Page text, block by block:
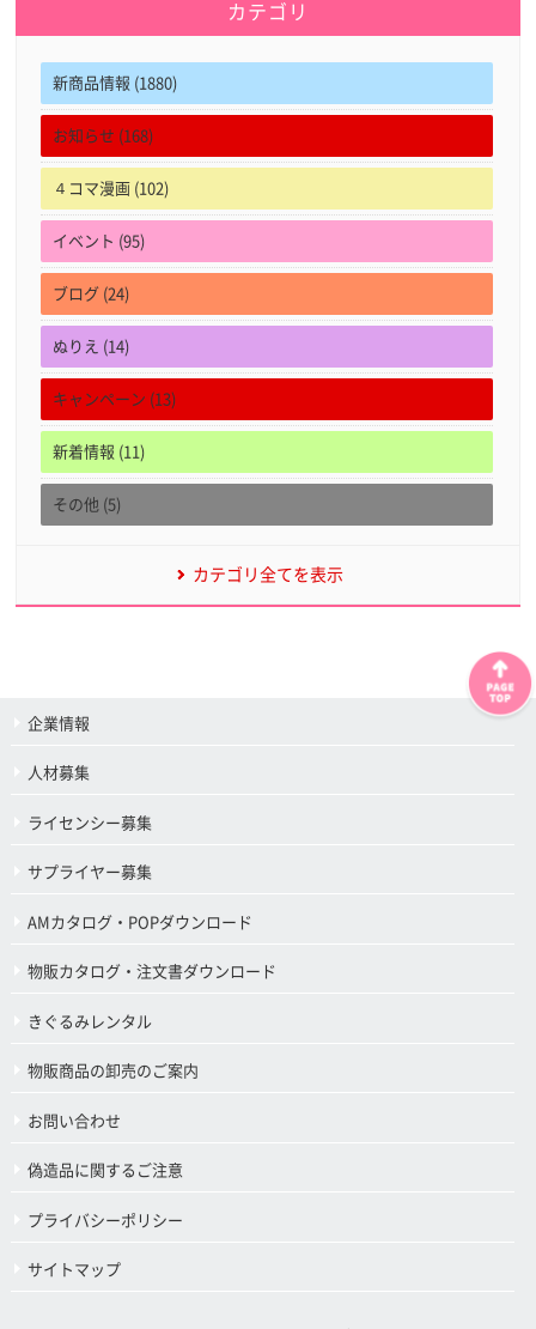
カテゴリ
新商品情報 (1880)
お知らせ (168)
４コマ漫画 (102)
イベント (95)
ブログ (24)
ぬりえ (14)
キャンペーン (13)
新着情報 (11)
その他 (5)
カテゴリ全てを表示
企業情報
人材募集
ライセンシー募集
サプライヤー募集
AMカタログ・POPダウンロード
物販カタログ・注文書ダウンロード
きぐるみレンタル
物販商品の卸売のご案内
お問い合わせ
偽造品に関するご注意
プライバシーポリシー
サイトマップ